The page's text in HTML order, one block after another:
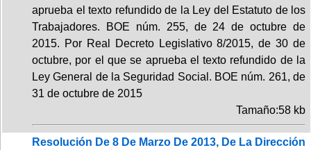
aprueba el texto refundido de la Ley del Estatuto de los
Trabajadores. BOE núm. 255, de 24 de octubre de
2015. Por Real Decreto Legislativo 8/2015, de 30 de
octubre, por el que se aprueba el texto refundido de la
Ley General de la Seguridad Social. BOE núm. 261, de
31 de octubre de 2015
Tamaño:58 kb
Resolución De 8 De Marzo De 2013, De La Dirección